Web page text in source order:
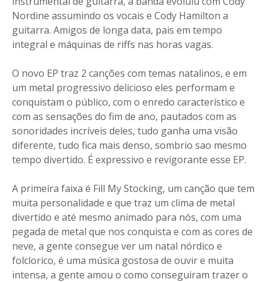
Nordine assumindo os vocais e Cody Hamilton a
guitarra. Amigos de longa data, pais em tempo
integral e máquinas de riffs nas horas vagas.
O novo EP traz 2 canções com temas natalinos, e em
um metal progressivo delicioso eles performam e
conquistam o público, com o enredo característico e
com as sensações do fim de ano, pautados com as
sonoridades incríveis deles, tudo ganha uma visão
diferente, tudo fica mais denso, sombrio sao mesmo
tempo divertido. É expressivo e revigorante esse EP.
A primeira faixa é Fill My Stocking, um canção que tem
muita personalidade e que traz um clima de metal
divertido e até mesmo animado para nós, com uma
pegada de metal que nos conquista e com as cores de
neve, a gente consegue ver um natal nórdico e
folclorico, é uma música gostosa de ouvir e muita
intensa, a gente amou o como conseguiram trazer o